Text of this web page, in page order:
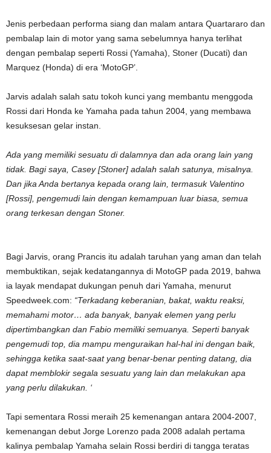
Jenis perbedaan performa siang dan malam antara Quartararo dan
pembalap lain di motor yang sama sebelumnya hanya terlihat
dengan pembalap seperti Rossi (Yamaha), Stoner (Ducati) dan
Marquez (Honda) di era ‘MotoGP’.
Jarvis adalah salah satu tokoh kunci yang membantu menggoda
Rossi dari Honda ke Yamaha pada tahun 2004, yang membawa
kesuksesan gelar instan.
Ada yang memiliki sesuatu di dalamnya dan ada orang lain yang
tidak. Bagi saya, Casey [Stoner] adalah salah satunya, misalnya.
Dan jika Anda bertanya kepada orang lain, termasuk Valentino
[Rossi], pengemudi lain dengan kemampuan luar biasa, semua
orang terkesan dengan Stoner.
Bagi Jarvis, orang Prancis itu adalah taruhan yang aman dan telah
membuktikan, sejak kedatangannya di MotoGP pada 2019, bahwa
ia layak mendapat dukungan penuh dari Yamaha, menurut
Speedweek.com: “Terkadang keberanian, bakat, waktu reaksi,
memahami motor… ada banyak, banyak elemen yang perlu
dipertimbangkan dan Fabio memiliki semuanya. Seperti banyak
pengemudi top, dia mampu menguraikan hal-hal ini dengan baik,
sehingga ketika saat-saat yang benar-benar penting datang, dia
dapat memblokir segala sesuatu yang lain dan melakukan apa
yang perlu dilakukan. ‘
Tapi sementara Rossi meraih 25 kemenangan antara 2004-2007,
kemenangan debut Jorge Lorenzo pada 2008 adalah pertama
kalinya pembalap Yamaha selain Rossi berdiri di tangga teratas